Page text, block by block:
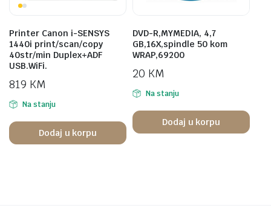
Printer Canon i-SENSYS
1440i print/scan/copy
40str/min Duplex+ADF
USB.WiFi.
819 KM
Na stanju
Dodaj u korpu
DVD-R,MYMEDIA, 4,7
GB,16X,spindle 50 kom
WRAP,69200
20 KM
Na stanju
Dodaj u korpu